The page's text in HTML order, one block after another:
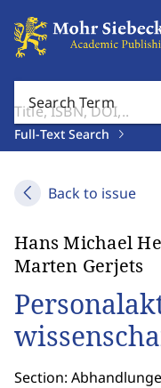
Search Term
Full-Text Search
Back to issue
Hans Michael
Marten Gerjets
Section: